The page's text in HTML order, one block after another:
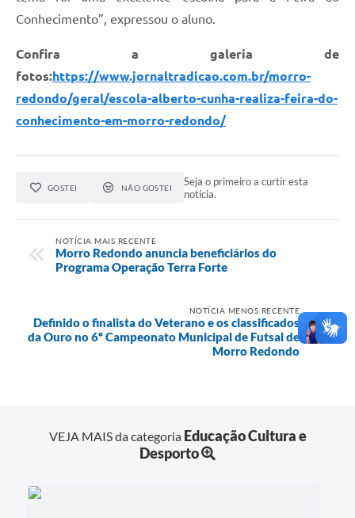
Conhecimento”, expressou o aluno.
Confira a galeria de
fotos:https://www.jornaltradicao.com.br/morro-
redondo/geral/escola-alberto-cunha-realiza-feira-do-
conhecimento-em-morro-redondo/
GOSTEI NÃO GOSTEI
Seja o primeiro a curtir esta
notícia.
NOTÍCIA MAIS RECENTE
Morro Redondo anuncia beneficiários do
Programa Operação Terra Forte
NOTÍCIA MENOS RECENTE
Definido o finalista do Veterano e os classificados
da Ouro no 6º Campeonato Municipal de Futsal de
Morro Redondo
VEJA MAIS da categoria Educação Cultura e
Desporto